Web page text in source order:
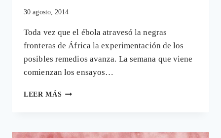
30 agosto, 2014
Toda vez que el ébola atravesó la negras
fronteras de África la experimentación de los
posibles remedios avanza. La semana que viene
comienzan los ensayos…
LEER MÁS COMIENZAN
HUMANOS